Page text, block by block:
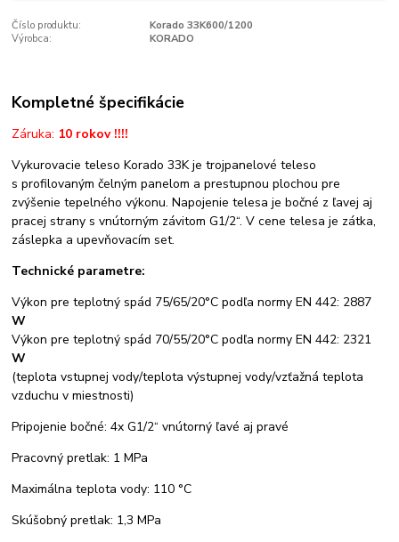
Číslo produktu:
Korado 33K600/1200
Výrobca:
KORADO
Kompletné špecifikácie
Záruka: 10 rokov !!!!
Vykurovacie teleso Korado 33K je trojpanelové teleso
s profilovaným čelným panelom a prestupnou plochou pre
zvýšenie tepelného výkonu. Napojenie telesa je bočné z ľavej aj
pracej strany s vnútorným závitom G1/2“. V cene telesa je zátka,
záslepka a upevňovacím set.
Technické parametre:
Výkon pre teplotný spád 75/65/20°C podľa normy EN 442: 2887
W
Výkon pre teplotný spád 70/55/20°C podľa normy EN 442: 2321
W
(teplota vstupnej vody/teplota výstupnej vody/vzťažná teplota
vzduchu v miestnosti)
Pripojenie bočné: 4x G1/2“ vnútorný ľavé aj pravé
Pracovný pretlak: 1 MPa
Maximálna teplota vody: 110 °C
Skúšobný pretlak: 1,3 MPa